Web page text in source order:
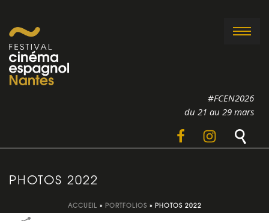
#FCEN2026
du 21 au 29 mars
PHOTOS 2022
ACCUEIL » PORTFOLIOS » PHOTOS 2022